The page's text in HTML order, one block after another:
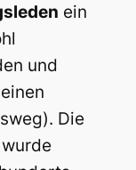
ein
und
Die